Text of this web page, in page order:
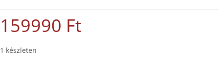
159990 Ft
1 készleten